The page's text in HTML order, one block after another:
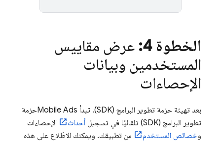
الخطوة 4:
عرض مقاييس
المستخدمين وبيانات
الإحصاءات
بعد تهيئة حزمة تطوير البرامج (SDK)، تبدأ Mobile Adsحزمة
تطوير البرامج (SDK) تلقائيًا في تسجيل
أحداث
الإحصاءات
وخصائص المستخدم
من تطبيقك. ويمكنك الاطّلاع على هذه